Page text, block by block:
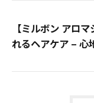
【ミルボン アロ
れるヘアケア – 心